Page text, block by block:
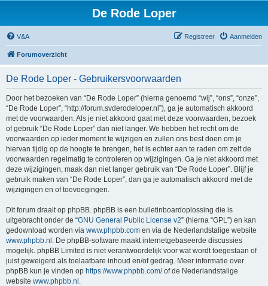
De Rode Loper
V&A Aanmelden
Registreer
Forumoverzicht
De Rode Loper - Gebruikersvoorwaarden
Door het bezoeken van “De Rode Loper” (hierna genoemd “wij”, “ons”, “onze”,
“De Rode Loper”, “http://forum.svderodeloper.nl”), ga je automatisch akkoord
met de voorwaarden. Als je niet akkoord gaat met deze voorwaarden, bezoek
of gebruik “De Rode Loper” dan niet langer. We hebben het recht om de
voorwaarden op ieder moment te wijzigen en zullen ons best doen om je
hiervan tijdig op de hoogte te brengen, het is echter aan te raden om zelf de
voorwaarden regelmatig te controleren op wijzigingen. Ga je niet akkoord met
deze wijzigingen, maak dan niet langer gebruik van “De Rode Loper”. Blijf je
gebruik maken van “De Rode Loper”, dan ga je automatisch akkoord met de
wijzigingen en of toevoegingen.
Dit forum draait op phpBB. phpBB is een bulletinboardoplossing die is
uitgebracht onder de “GNU General Public License v2” (hierna “GPL”) en kan
gedownload worden via www.phpbb.com en via de Nederlandstalige website
www.phpbb.nl . De phpBB-software maakt internetgebaseerde discussies
mogelijk. phpBB Limited is niet verantwoordelijk voor wat wordt toegestaan of
juist geweigerd als toelaatbare inhoud en/of gedrag. Meer informatie over
phpBB kun je vinden op https://www.phpbb.com/of de Nederlandstalige
website www.phpbb.nl .